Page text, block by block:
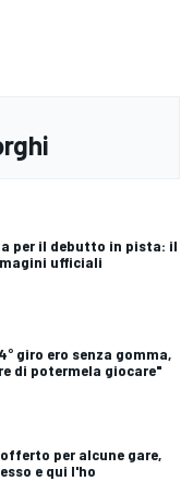
per il debutto in pista: il
ufficiali
giro ero senza gomma,
di potermela giocare"
per alcune gare,
e qui l'ho